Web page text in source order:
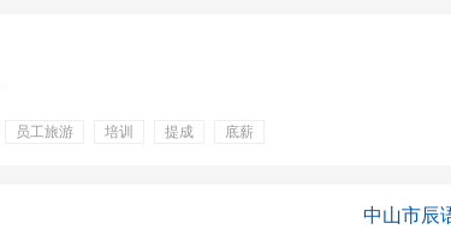
员工旅游 培训 提成
底薪